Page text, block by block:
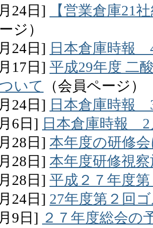
月 24 日]
【営業倉庫21
ジ）
月 24 日] 日本倉庫時報
月 17 日] 平成29年度 二
いて
（会員ページ）
月 24 日] 日本倉庫時報
月 6 日] 日本倉庫時報 2
月 28 日] 本年度の研修
月 28 日] 本年度研修視
月 28 日] 平成２７年度
月 24 日] 27年度第２回
月 9 日] ２７年度総会の